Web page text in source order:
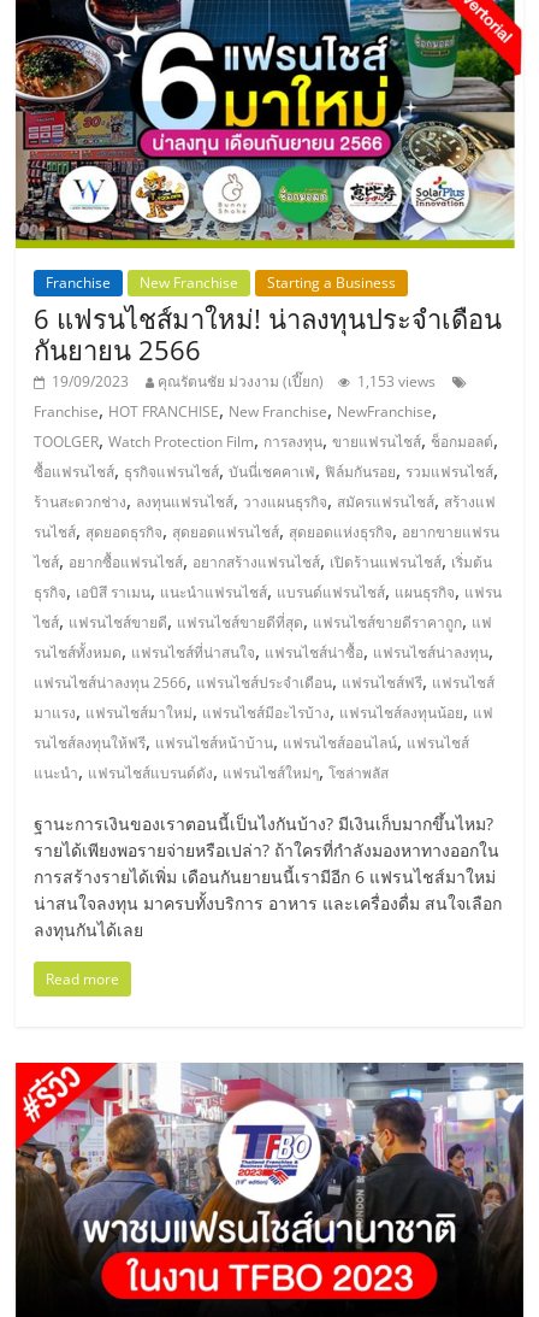
ศูนย์
รวม
แฟ
รน
ไชส์
พร้อม
ทำเล
สำหรับ
เปิด
ร้าน
ปรึกษา
ฟรี,
บริการ
พัฒนา
ระบบ
รน
ไชส์"
"ศูนย์
รวม
Franchise New Franchise Starting a Business
6 แฟรนไชส์มาใหม่! น่าลงทุนประจำเดือน
กันยายน 2566
19/09/2023 คุณรัตนชัย ม่วงงาม (เปี๊ยก)
1,153 views
Franchise, HOT FRANCHISE, New Franchise, NewFranchise,
TOOLGER,Watch Protection Film, การลงทุน,ขายแฟรนไชส์, ช็อกมอลต์,
ซื้อแฟรนไชส์, ธุรกิจแฟรนไชส์,บันนี่เชคคาเฟ่,ฟิล์มกันรอย, รวมแฟรนไชส์,
ร้านสะดวกช่าง, ลงทุนแฟรนไชส์, วางแผนธุรกิจ, สมัครแฟรนไชส์, สร้างแฟ
รนไชส์, สุดยอดธุรกิจ, สุดยอดแฟรนไชส์, สุดยอดแห่งธุรกิจ, อยากขายแฟรน
ไชส์, อยากซื้อแฟรนไชส์, อยากสร้างแฟรนไชส์, เปิดร้านแฟรนไชส์, เริ่มต้น
ธุรกิจ, เอบิสึ ราเมน, แนะนำแฟรนไชส์, แบรนด์แฟรนไชส์, แผนธุรกิจ, แฟรน
ไชส์, แฟรนไชส์ขายดี, แฟรนไชส์ขายดีที่สุด, แฟรนไชส์ขายดีราคาถูก, แฟ
รนไชส์ทั้งหมด, แฟรนไชส์ที่น่าสนใจ, แฟรนไชส์น่าซื้อ, แฟรนไชส์น่าลงทุน,
แฟรนไชส์น่าลงทุน 2566, แฟรนไชส์ประจำเดือน, แฟรนไชส์ฟรี, แฟรนไชส์
มาแรง, แฟรนไชส์มาใหม่, แฟรนไชส์มีอะไรบ้าง, แฟรนไชส์ลงทุนน้อย, แฟ
รนไชส์ลงทุนให้ฟรี, แฟรนไชส์หน้าบ้าน, แฟรนไชส์ออนไลน์, แฟรนไชส์
แนะนำ, แฟรนไชส์แบรนด์ดัง, แฟรนไชส์ใหม่ๆ,โซล่าพลัส
ฐานะการเงินของเราตอนนี้เป็นไงกันบ้าง? มีเงินเก็บมากขึ้นไหม?
รายได้เพียงพอรายจ่ายหรือเปล่า? ถ้าใครที่กำลังมองหาทางออกใน
การสร้างรายได้เพิ่ม เดือนกันยายนนี้เรามีอีก 6 แฟรนไชส์มาใหม่
น่าสนใจลงทุน มาครบทั้งบริการ อาหาร และเครื่องดื่ม สนใจเลือก
ลงทุนกันได้เลย
Read more